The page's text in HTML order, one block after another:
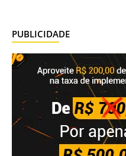
PUBLICIDADE